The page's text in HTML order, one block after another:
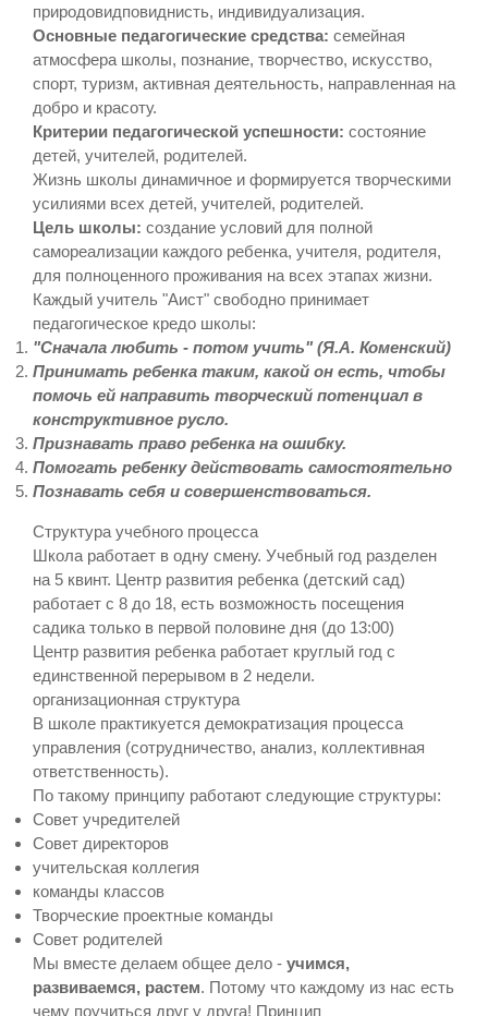
природовидповиднисть, индивидуализация.
Основные педагогические средства: семейная
атмосфера школы, познание, творчество, искусство,
спорт, туризм, активная деятельность, направленная на
добро и красоту.
Критерии педагогической успешности: состояние
детей, учителей, родителей.
Жизнь школы динамичное и формируется творческими
усилиями всех детей, учителей, родителей.
Цель школы: создание условий для полной
самореализации каждого ребенка, учителя, родителя,
для полноценного проживания на всех этапах жизни.
Каждый учитель "Аист" свободно принимает
педагогическое кредо школы:
"Сначала любить - потом учить" (Я.А. Коменский)
Принимать ребенка таким, какой он есть, чтобы
помочь ей направить творческий потенциал в
конструктивное русло.
Признавать право ребенка на ошибку.
Помогать ребенку действовать самостоятельно
Познавать себя и совершенствоваться.
Структура учебного процесса
Школа работает в одну смену. Учебный год разделен
на 5 квинт. Центр развития ребенка (детский сад)
работает с 8 до 18, есть возможность посещения
садика только в первой половине дня (до 13:00)
Центр развития ребенка работает круглый год с
единственной перерывом в 2 недели.
организационная структура
В школе практикуется демократизация процесса
управления (сотрудничество, анализ, коллективная
ответственность).
По такому принципу работают следующие структуры:
Совет учредителей
Совет директоров
учительская коллегия
команды классов
Творческие проектные команды
Совет родителей
Мы вместе делаем общее дело - учимся,
развиваемся, растем. Потому что каждому из нас есть
чему поучиться друг у друга! Принцип